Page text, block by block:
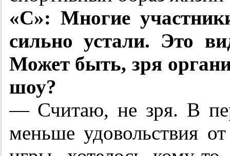
«С»: Многие
сильно устали. Это
Может быть, зря
шоу?
— Считаю, не зря. В
меньше удовольствия